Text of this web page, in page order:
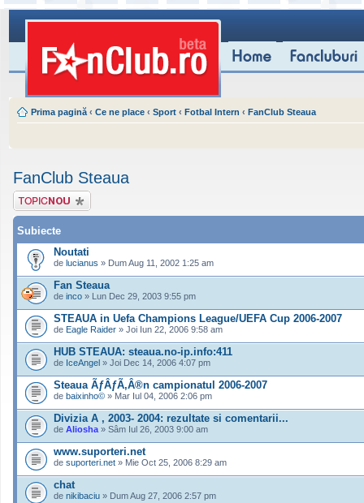
Prima pagină ‹ Ce ne place ‹ Sport ‹ Fotbal Intern ‹ FanClub Steaua
FanClub Steaua
Scrie un subiect
nou
Subiecte
Noutati
de lucianus » Dum Aug 11, 2002 1:25 am
Fan Steaua
de inco » Lun Dec 29, 2003 9:55 pm
STEAUA in Uefa Champions League/UEFA Cup 2006-2007
de Eagle Raider » Joi Iun 22, 2006 9:58 am
HUB STEAUA: steaua.no-ip.info:411
de IceAngel » Joi Dec 14, 2006 4:07 pm
Steaua ÃƒÂƒÃ‚Â®n campionatul 2006-2007
de baixinho© » Mar Iul 04, 2006 2:06 pm
Divizia A , 2003- 2004: rezultate si comentarii...
de Aliosha » Sâm Iul 26, 2003 9:00 am
www.suporteri.net
de suporteri.net » Mie Oct 25, 2006 8:29 am
chat
de nikibaciu » Dum Aug 27, 2006 2:57 pm